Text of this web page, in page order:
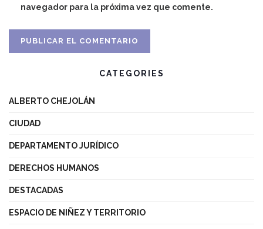
navegador para la próxima vez que comente.
CATEGORIES
ALBERTO CHEJOLÁN
CIUDAD
DEPARTAMENTO JURÍDICO
DERECHOS HUMANOS
DESTACADAS
ESPACIO DE NIÑEZ Y TERRITORIO